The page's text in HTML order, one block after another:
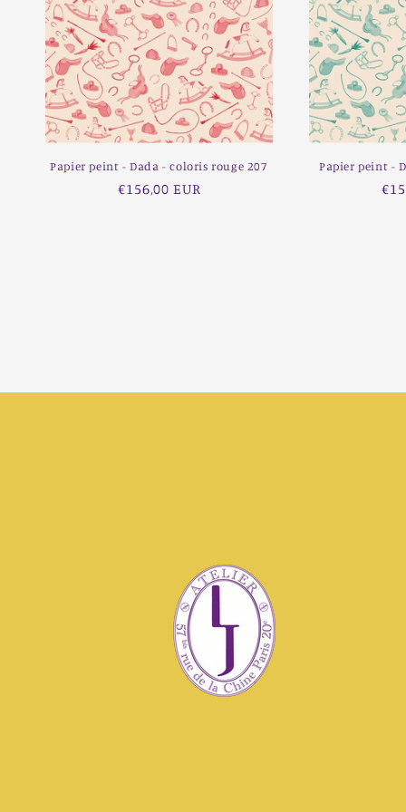
Papier peint - Dada - coloris rouge 207
Prix
€156,00 EUR
Papier peint -